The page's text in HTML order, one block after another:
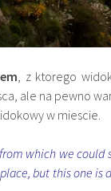
, z ktorego
ale na pewno
w miescie.
which we could
but this one